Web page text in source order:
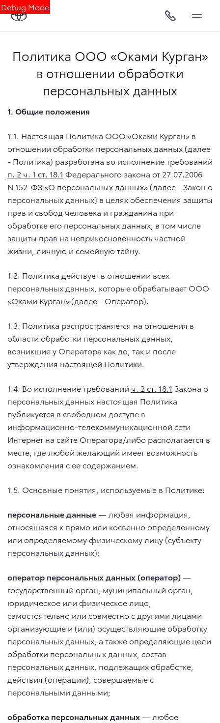
Debug Mode
Политика ООО «Оками Курган»
в отношении обработки
персональных данных
1. Общие положения
1.1. Настоящая Политика ООО «Оками Курган» в
отношении обработки персональных данных (далее
- Политика) разработана во исполнение требований
п. 2 ч. 1 ст. 18.1 Федерального закона от 27.07.2006
N 152-ФЗ «О персональных данных» (далее - Закон о
персональных данных) в целях обеспечения защиты
прав и свобод человека и гражданина при
обработке его персональных данных, в том числе
защиты прав на неприкосновенность частной
жизни, личную и семейную тайну.
1.2. Политика действует в отношении всех
персональных данных, которые обрабатывает ООО
«Оками Курган» (далее - Оператор).
1.3. Политика распространяется на отношения в
области обработки персональных данных,
возникшие у Оператора как до, так и после
утверждения настоящей Политики.
1.4. Во исполнение требований ч. 2 ст. 18.1 Закона о
персональных данных настоящая Политика
публикуется в свободном доступе в
информационно-телекоммуникационной сети
Интернет на сайте Оператора/либо располагается в
месте, где любой желающий имеет возможность
ознакомления с ее содержанием.
1.5. Основные понятия, используемые в Политике:
персональные данные— любая информация,
относящаяся к прямо или косвенно определенному
или определяемому физическому лицу (субъекту
персональных данных);
оператор персональных данных (оператор)—
государственный орган, муниципальный орган,
юридическое или физическое лицо,
самостоятельно или совместно с другими лицами
организующие и (или) осуществляющие обработку
персональных данных, а также определяющие цели
обработки персональных данных, состав
персональных данных, подлежащих обработке,
действия (операции), совершаемые с
персональными данными;
обработка персональных данных— любое